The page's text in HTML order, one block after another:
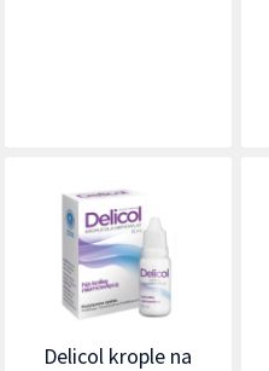
Delicol krople na